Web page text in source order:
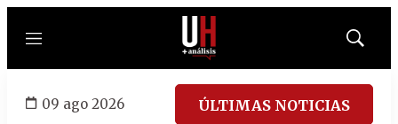
Menú
Mostrar
09 ago 2026 ÚLTIMAS NOTICIAS